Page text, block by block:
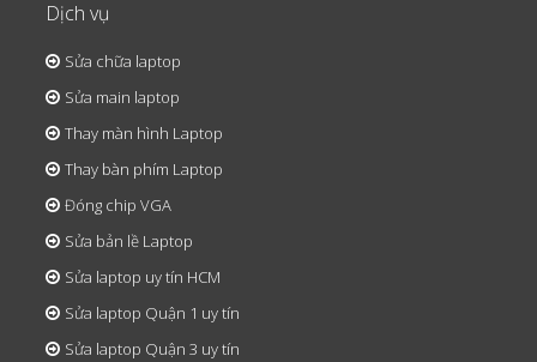
Dịch vụ
Sửa chữa laptop
Sửa main laptop
Thay màn hình Laptop
Thay bàn phím Laptop
Đóng chip VGA
Sửa bản lề Laptop
Sửa laptop uy tín HCM
Sửa laptop Quận 1 uy tín
Sửa laptop Quận 3 uy tín